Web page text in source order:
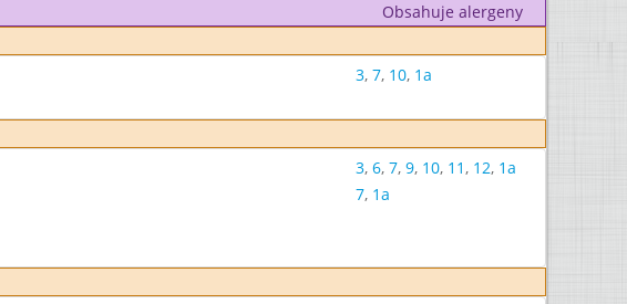
Obsahuje alergeny
3, 7, 10, 1a
3, 6, 7, 9, 10, 11, 12, 1a
7, 1a